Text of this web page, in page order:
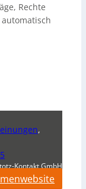
Rechte
,
Kontakt GmbH